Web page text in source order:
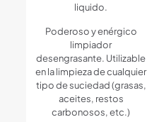
liquido.
Poderoso y enérgico
limpiador
desengrasante. Utilizable
en la limpieza de cualquier
tipo de suciedad (grasas,
aceites, restos
carbonosos, etc.)